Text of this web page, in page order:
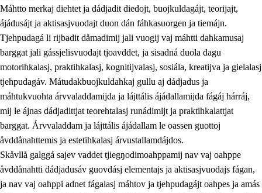
2.4 Oahppat oahppat
Doaresfágalasj tiemá
Máhtto merkaj diehtet ja dádjadit diedojt, buojkuldagájt, teorijajt,
ájádusájt ja aktisasjvuodajt duon dán fáhkasuorgen ja tiemájn.
Tjehpudagá li rijbadit dåmadimij jali vuogij vaj máhtti dahkamusaj
barggat jali gássjelisvuodajt tjoavddet, ja sisadná duola dagu
motorihkalasj, praktihkalasj, kognitijvalasj, sosiála, kreatijva ja gielalasj
tjehpudagáv. Mátudakbuojkuldahkaj gullu aj dádjadus ja
máhtukvuohta árvvaladdamijda ja lájttális ájádallamijda fágáj hárráj,
mij le ájnas dádjadittjat teorehtalasj runádimijt ja praktihkalattjat
barggat. Árvvaladdam ja lájttális ájádallam le oassen guottoj
åvddånahttemis ja estetihkalasj árvustallamdájdos.
Skåvllå galggá sajev vaddet tjiegŋodimoahppamij nav vaj oahppe
åvddånahtti dádjadusáv guovdásj elementajs ja aktisasjvuodajs fágan,
ja nav vaj oahppi adnet fágalasj máhtov ja tjehpudagájt oahpes ja amás